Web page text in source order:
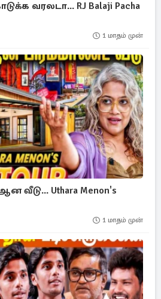
வரலடா... RJ Balaji Pacha
1 மாதம் முன்
வீடு... Uthara Menon's
1 மாதம் முன்